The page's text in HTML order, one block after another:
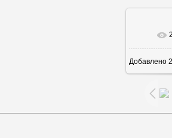
В
Добавлено